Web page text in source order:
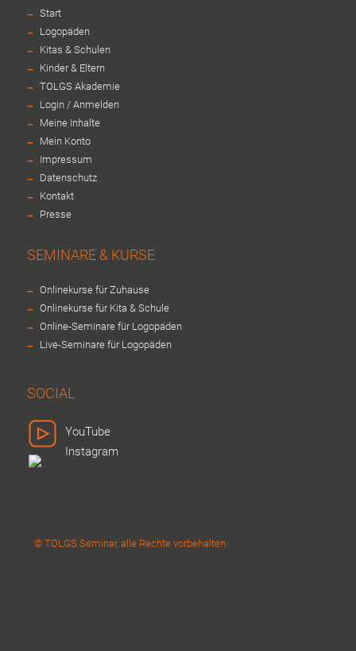
- Start
- Logopäden
- Kitas & Schulen
- Kinder & Eltern
- TOLGS Akademie
- Login / Anmelden
- Meine Inhalte
- Mein Konto
- Impressum
- Datenschutz
- Kontakt
- Presse
SEMINARE & KURSE
- Onlinekurse für Zuhause
- Onlinekurse für Kita & Schule
- Online-Seminare für Logopäden
- Live-Seminare für Logopäden
SOCIAL
YouTube
Instagram
© TOLGS Seminar, alle Rechte vorbehalten.